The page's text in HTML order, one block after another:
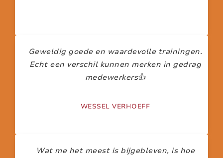
Geweldig goede en waardevolle trainingen.
Echt een verschil kunnen merken in gedrag
medewerkers👍
WESSEL VERHOEFF
Wat me het meest is bijgebleven, is hoe